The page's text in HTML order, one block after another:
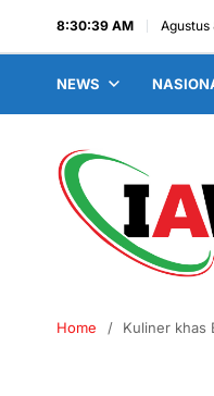
8:30:40 AM Agustus
NEWS
Home Kuliner khas